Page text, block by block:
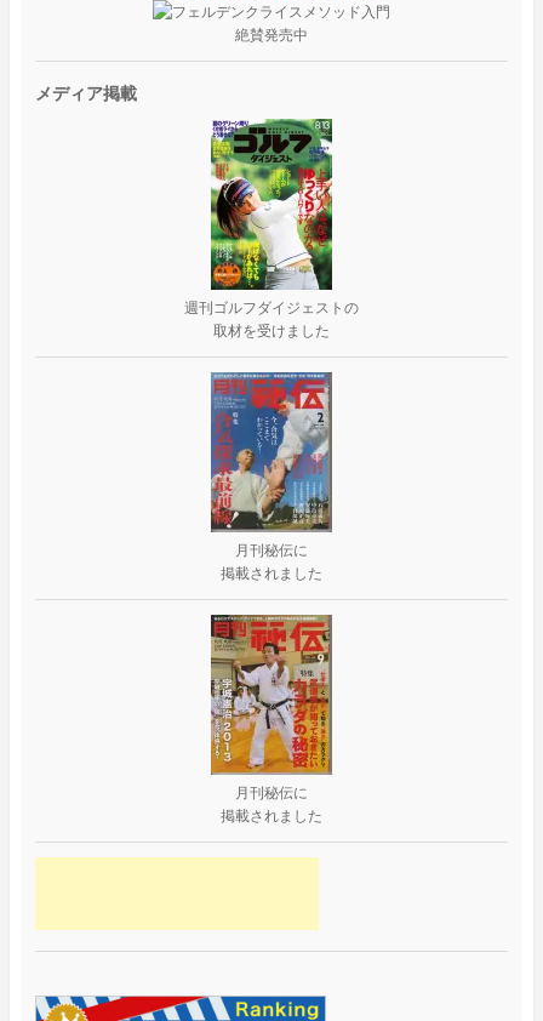
絶賛発売中
メディア掲載
週刊ゴルフダイジェストの
取材を受けました
月刊秘伝に
掲載されました
月刊秘伝に
掲載されました